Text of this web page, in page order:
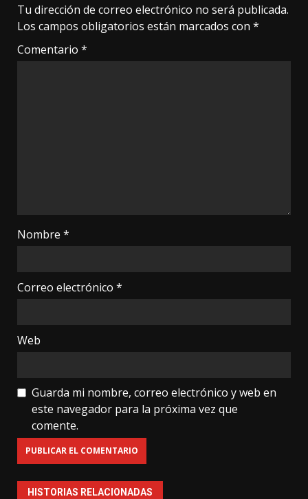
Tu dirección de correo electrónico no será publicada.
Los campos obligatorios están marcados con *
Comentario *
Nombre *
Correo electrónico *
Web
Guarda mi nombre, correo electrónico y web en
este navegador para la próxima vez que
comente.
HISTORIAS RELACIONADAS